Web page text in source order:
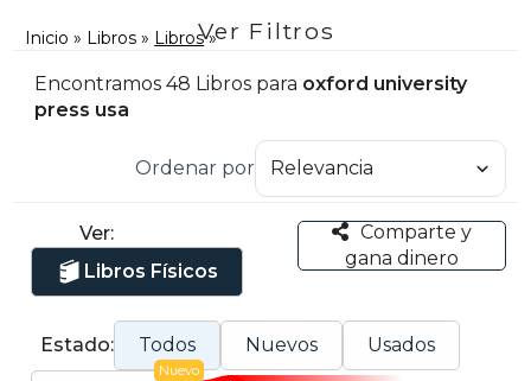
Ver Filtros
Inicio Libros Libros
Encontramos 48 Libros para oxford university
press usa
Ordenar por
Ver:
Libros Físicos
Comparte y
gana dinero
Estado: Todos Nuevos Usados
Nuevo